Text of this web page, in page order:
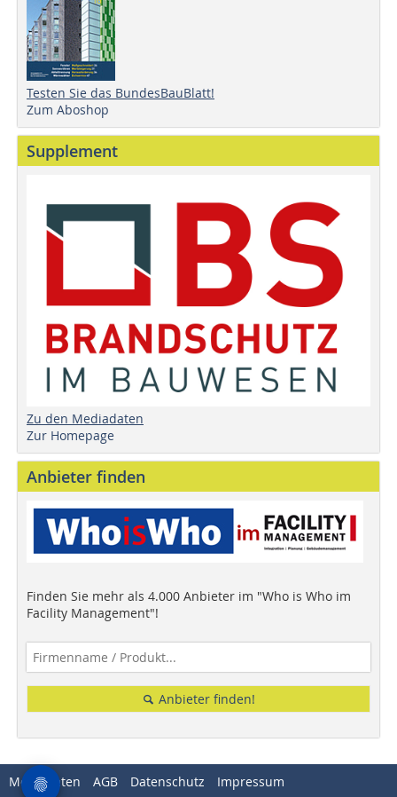
Testen Sie das BundesBauBlatt!
Zum Aboshop
Supplement
Zu den Mediadaten
Zur Homepage
Anbieter finden
Finden Sie mehr als 4.000 Anbieter im "Who is Who im
Facility Management"!
Anbieter finden!
Mediadaten AGB Datenschutz Impressum